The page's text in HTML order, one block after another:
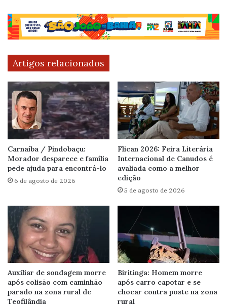
Artigos relacionados
Carnaíba / Pindobaçu:
Morador desparece e família
pede ajuda para encontrá-lo
6 de agosto de 2026
Flican 2026: Feira Literária
Internacional de Canudos é
avaliada como a melhor
edição
5 de agosto de 2026
Auxiliar de sondagem morre
após colisão com caminhão
parado na zona rural de
Teofilândia
Biritinga: Homem morre
após carro capotar e se
chocar contra poste na zona
rural